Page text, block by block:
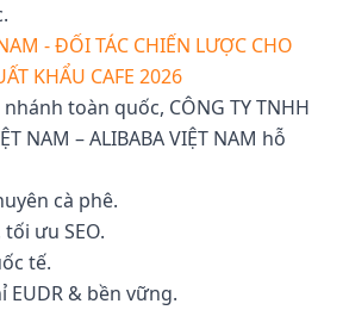
- ĐỐI TÁC CHIẾN LƯỢC CHO
KHẨU CAFE 2026
toàn quốc, CÔNG TY TNHH
NAM – ALIBABA VIỆT NAM hỗ
cà phê.
ưu SEO.
tế.
EUDR & bền vững.